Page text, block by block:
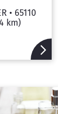
• 65110
km)